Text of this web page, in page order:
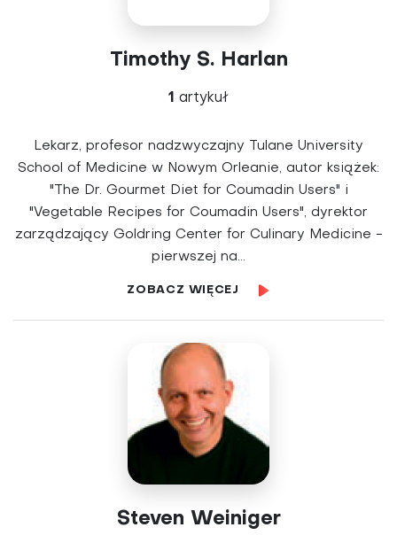
Timothy S. Harlan
1 artykuł
Lekarz, profesor nadzwyczajny Tulane University
School of Medicine w Nowym Orleanie, autor książek:
"The Dr. Gourmet Diet for Coumadin Users" i
"Vegetable Recipes for Coumadin Users", dyrektor
zarządzający Goldring Center for Culinary Medicine −
pierwszej na...
ZOBACZ WIĘCEJ
Steven Weiniger